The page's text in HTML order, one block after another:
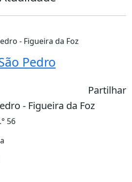
- Figueira da Foz
Pedro
Partilhar
- Figueira da Foz
56